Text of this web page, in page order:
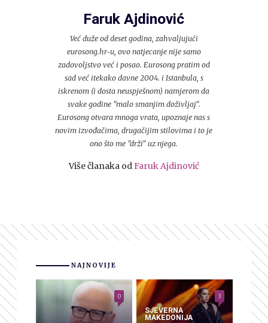
Faruk Ajdinović
Već duže od deset godina, zahvaljujući
eurosong.hr-u, ovo natjecanje nije samo
zadovoljstvo već i posao. Eurosong pratim od
sad već itekako davne 2004. i Istanbula, s
iskrenom (i dosta neuspješnom) namjerom da
svake godine "malo smanjim doživljaj".
Eurosong otvara mnoga vrata, upoznaje nas s
novim izvođačima, drugačijim stilovima i to je
ono što me "drži" uz njega.
Više članaka odFaruk Ajdinović
NAJNOVIJE
0
SJEVERNA
MAKEDONIJA
3